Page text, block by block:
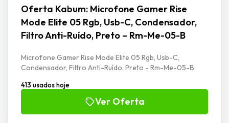
Oferta Kabum: Microfone Gamer Rise
Mode Elite 05 Rgb, Usb-C, Condensador,
Filtro Anti-Ruído, Preto – Rm-Me-05-B
Microfone Gamer Rise Mode Elite 05 Rgb, Usb-C,
Condensador, Filtro Anti-Ruído, Preto - Rm-Me-05-B
413 usados hoje
Ver Oferta